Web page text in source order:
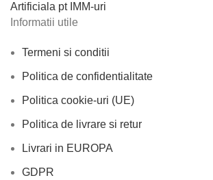
Artificiala pt IMM-uri
Informatii utile
Termeni si conditii
Politica de confidentialitate
Politica cookie-uri (UE)
Politica de livrare si retur
Livrari in EUROPA
GDPR